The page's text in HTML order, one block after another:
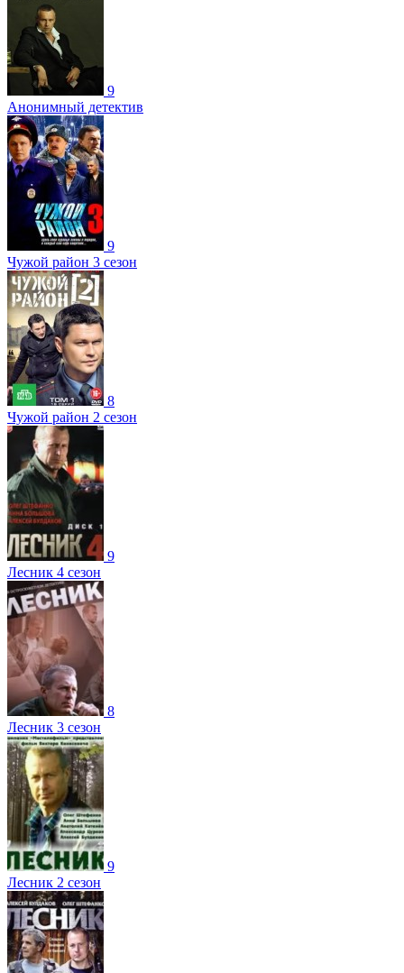
9
Анонимный детектив
9
Чужой район 3 сезон
8
Чужой район 2 сезон
9
Лесник 4 сезон
8
Лесник 3 сезон
9
Лесник 2 сезон